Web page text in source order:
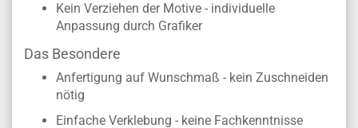
Kein Verziehen der Motive - individuelle
Anpassung durch Grafiker
Das Besondere
Anfertigung auf Wunschmaß - kein Zuschneiden
nötig
Einfache Verklebung - keine Fachkenntnisse